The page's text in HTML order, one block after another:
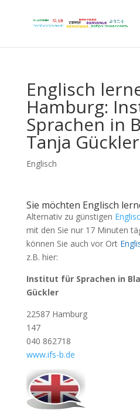
Englisch
Hamburg:
Sprachen in
Tanja Gückler
Englisch
Sie möchten Englisch
Alternativ zu günstigen
mit den Sie nur 17 Minuten
können Sie auch vor Ort
z.B. hier:
Institut für Sprachen in
Gückler
22587 Hamburg
147
040 862718
www.ifs-b.de